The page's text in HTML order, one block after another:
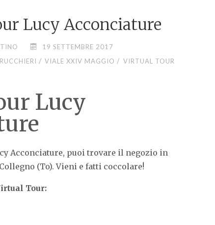
Lucy Acconciature
19 SETTEMBRE 2017
/ VIALE XXIV MAGGIO / VIRTUAL TOUR
Lucy
Acconciature, puoi trovare il negozio in
(To). Vieni e fatti coccolare!
Tour: